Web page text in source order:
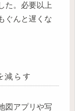
た。必要以上
ぐんと遅くな
減らす
図アプリや写